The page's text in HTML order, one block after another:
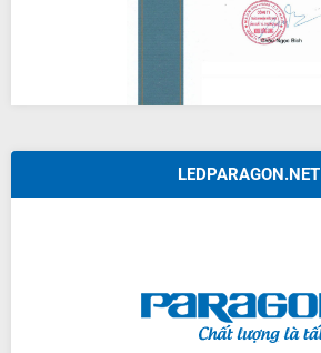
LEDPARAGON.NET